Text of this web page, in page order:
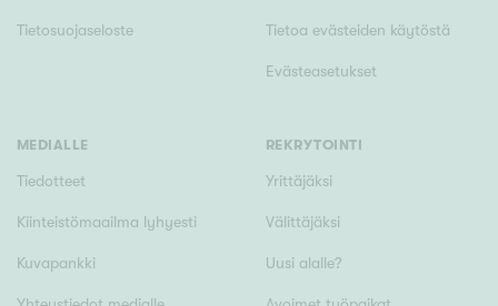
Tietosuojaseloste Tietoa evästeiden käytöstä
Evästeasetukset
MEDIALLE
Tiedotteet
Kiinteistömaailma lyhyesti
Kuvapankki
REKRYTOINTI
Yrittäjäksi
Välittäjäksi
Uusi alalle?